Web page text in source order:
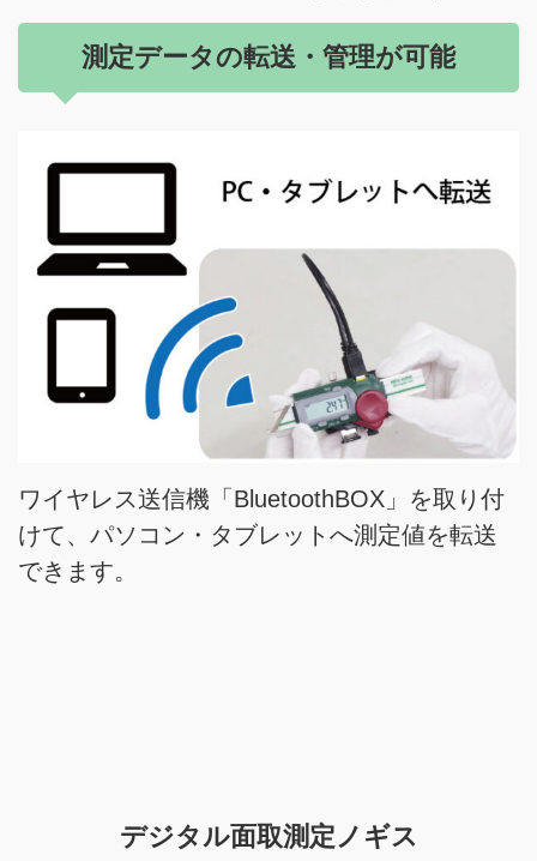
測定データの転送・管理が可能
ワイヤレス送信機「BluetoothBOX」を取り付
けて、パソコン・タブレットへ測定値を転送
できます。
デジタル面取測定ノギス